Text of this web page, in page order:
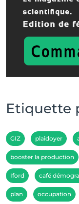
Etiquette
GIZ plaidoyer
booster la production
Iford café
plan occupation